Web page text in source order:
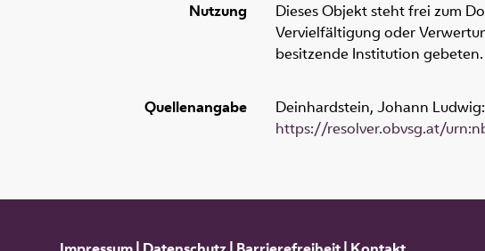
Nutzung
Dieses Objekt steht frei zum
Vervielfältigung oder
besitzende Institution gebeten.
Quellenangabe Deinhardstein, Johann
https://resolver.obvsg.at/